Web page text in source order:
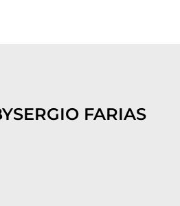
SERGIO FARIAS